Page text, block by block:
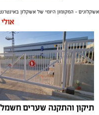
אשקלונים - המקומון היומי של אשקלון
תיקון והתקנה שערים